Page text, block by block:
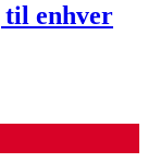
enhver